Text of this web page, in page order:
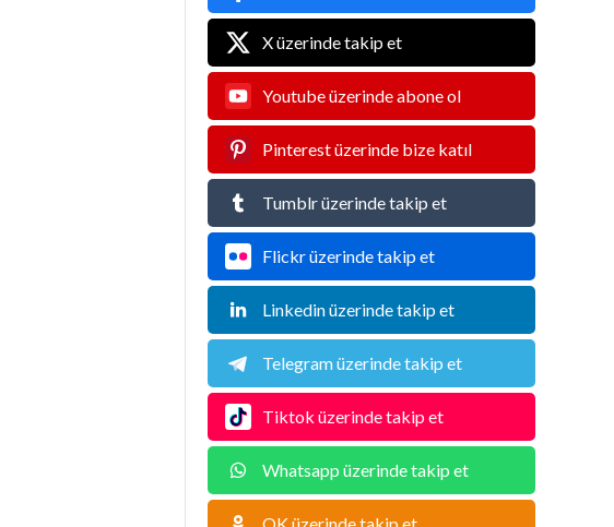
X üzerinde takip et
Youtube üzerinde abone ol
Pinterest üzerinde bize katıl
Tumblr üzerinde takip et
Flickr üzerinde takip et
Linkedin üzerinde takip et
Telegram üzerinde takip et
Tiktok üzerinde takip et
Whatsapp üzerinde takip et